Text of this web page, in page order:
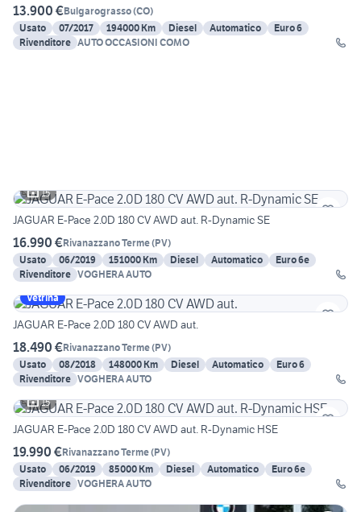
13.900 €Bulgarograsso(CO)
Usato
07/2017 194000 Km Diesel Automatico
Euro 6
Rivenditore AUTO OCCASIONI COMO
15
JAGUAR E-Pace 2.0D 180 CV AWD aut. R-Dynamic SE
16.990 €Rivanazzano Terme(PV)
Usato
06/2019 151000 Km Diesel Automatico
Euro 6e
Rivenditore VOGHERA AUTO
Vetrina
JAGUAR E-Pace 2.0D 180 CV AWD aut.
18.490 €Rivanazzano Terme(PV)
Usato
08/2018 148000 Km Diesel Automatico
Euro 6
Rivenditore VOGHERA AUTO
15
JAGUAR E-Pace 2.0D 180 CV AWD aut. R-Dynamic HSE
19.990 €Rivanazzano Terme(PV)
Usato
06/2019 85000 Km Diesel Automatico
Euro 6e
Rivenditore VOGHERA AUTO